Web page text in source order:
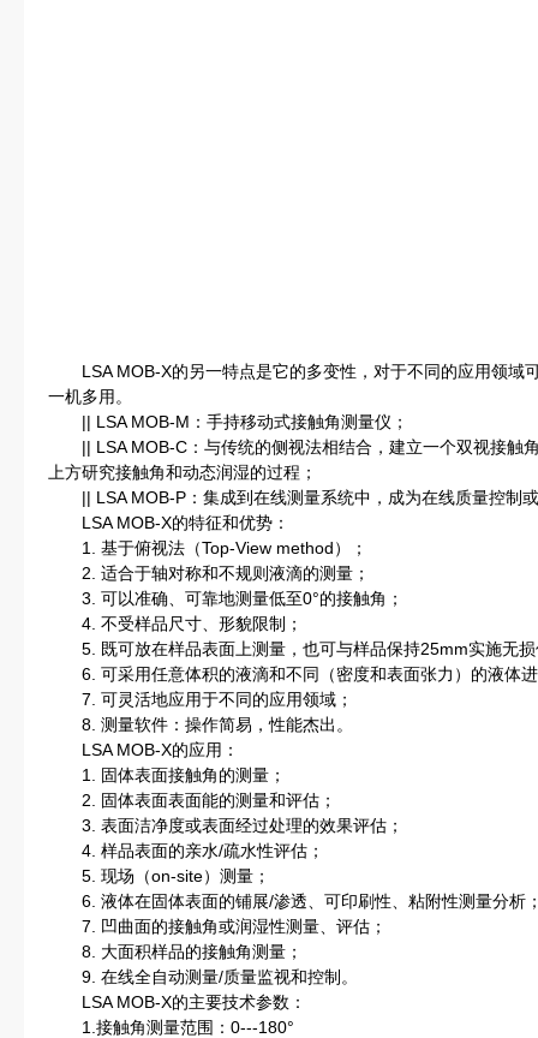
LSA MOB-X的另一特点是它的多变性，对于不同的应用领域
一机多用。
|| LSA MOB-M：手持移动式接触角测量仪；
|| LSA MOB-C：与传统的侧视法相结合，建立一个双视接触
上方研究接触角和动态润湿的过程；
|| LSA MOB-P：集成到在线测量系统中，成为在线质量控制
LSA MOB-X的特征和优势：
1. 基于俯视法（Top-View method）；
2. 适合于轴对称和不规则液滴的测量；
3. 可以准确、可靠地测量低至0°的接触角；
4. 不受样品尺寸、形貌限制；
5. 既可放在样品表面上测量，也可与样品保持25mm实施无损
6. 可采用任意体积的液滴和不同（密度和表面张力）的液体
7. 可灵活地应用于不同的应用领域；
8. 测量软件：操作简易，性能杰出。
LSA MOB-X的应用：
1. 固体表面接触角的测量；
2. 固体表面表面能的测量和评估；
3. 表面洁净度或表面经过处理的效果评估；
4. 样品表面的亲水/疏水性评估；
5. 现场（on-site）测量；
6. 液体在固体表面的铺展/渗透、可印刷性、粘附性测量分析
7. 凹曲面的接触角或润湿性测量、评估；
8. 大面积样品的接触角测量；
9. 在线全自动测量/质量监视和控制。
LSA MOB-X的主要技术参数：
1.接触角测量范围：0---180°